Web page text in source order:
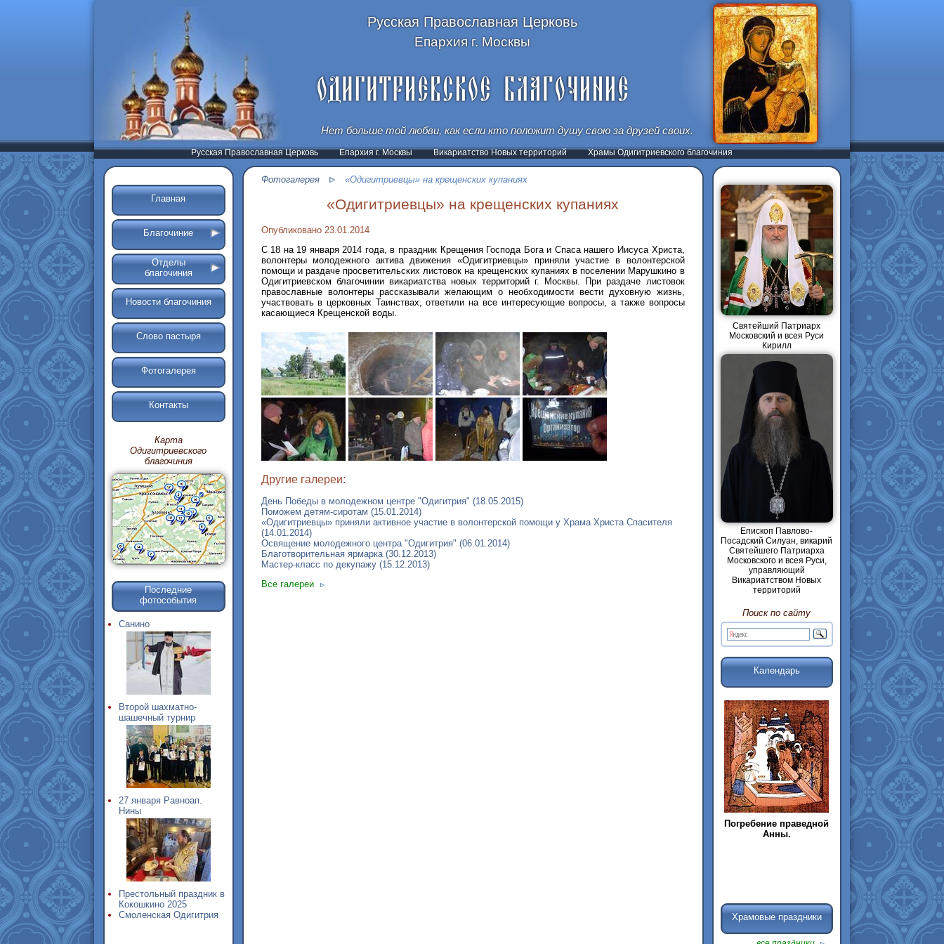
Русская Православная Церковь
Епархия г. Москвы
Нет больше той любви, как если кто положит душу свою за друзей своих.
Русская Православная Церковь Епархия г. Москвы Викариатство Новых территорий Храмы Одигитриевского благочиния
Главная
Благочиние
Отделы
благочиния
Новости благочиния
Слово пастыря
Фотогалерея
Контакты
Карта
Одигитриевского
благочиния
Последние
фотособытия
Санино
Второй шахматно-
шашечный турнир
27 января Равноап.
Нины
Престольный праздник в
Кокошкино 2025
Смоленская Одигитрия
Фотогалерея «Одигитриевцы» на крещенских купаниях
«Одигитриевцы» на крещенских купаниях
Опубликовано 23.01.2014
С 18 на 19 января 2014 года, в праздник Крещения Господа Бога и Спаса нашего Иисуса Христа,
волонтеры молодежного актива движения «Одигитриевцы» приняли участие в волонтерской
помощи и раздаче просветительских листовок на крещенских купаниях в поселении Марушкино в
Одигитриевском благочинии викариатства новых территорий г. Москвы. При раздаче листовок
православные волонтеры рассказывали желающим о необходимости вести духовную жизнь,
участвовать в церковных Таинствах, ответили на все интересующие вопросы, а также вопросы
касающиеся Крещенской воды.
Другие галереи:
День Победы в молодежном центре "Одигитрия" (18.05.2015)
Поможем детям-сиротам (15.01.2014)
«Одигитриевцы» приняли активное участие в волонтерской помощи у Храма Христа Спасителя
(14.01.2014)
Освящение молодежного центра "Одигитрия" (06.01.2014)
Благотворительная ярмарка (30.12.2013)
Мастер-класс по декупажу (15.12.2013)
Все галереи
Святейший Патриарх
Московский и всея Руси
Кирилл
Епископ Павлово-
Посадский Силуан, викарий
Святейшего Патриарха
Московского и всея Руси,
управляющий
Викариатством Новых
территорий
Поиск по сайту
Календарь
Погребение праведной
Анны.
Храмовые праздники